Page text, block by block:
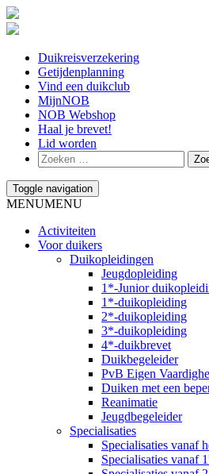
Duikreisverzekering
Getijdenplanning
Vind een duikclub
MijnNOB
NOB Webshop
Haal je brevet!
Lid worden
Toggle navigation
MENUMENU
Activiteiten
Voor duikers
Duikopleidingen
Jeugdopleiding
1*-Junior
1*-duikopleiding
2*-duikopleiding
3*-duikopleiding
4*-duikbrevet
Duikbegeleider
PvB Eigen
Duiken met een
Reanimatie
Jeugdbegeleider
Specialisaties
Specialisaties vanaf
Specialisaties vanaf